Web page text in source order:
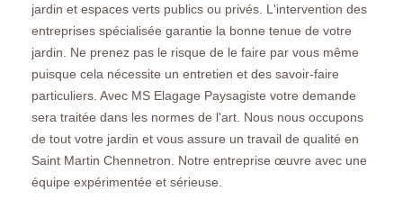
jardin et espaces verts publics ou privés. L'intervention des
entreprises spécialisée garantie la bonne tenue de votre
jardin. Ne prenez pas le risque de le faire par vous même
puisque cela nécessite un entretien et des savoir-faire
particuliers. Avec MS Elagage Paysagiste votre demande
sera traitée dans les normes de l'art. Nous nous occupons
de tout votre jardin et vous assure un travail de qualité en
Saint Martin Chennetron. Notre entreprise œuvre avec une
équipe expérimentée et sérieuse.